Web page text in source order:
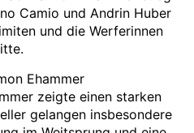
Camio und Andrin Huber
und die Werferinnen
Ehammer
zeigte einen starken
gelangen insbesondere